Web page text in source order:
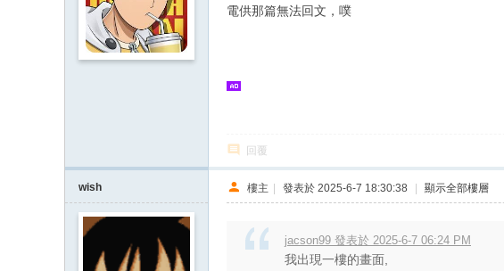
電供那篇無法回文，噗
回覆
wish 樓主 | 發表於 2025-6-7 18:30:38 | 顯示全部樓層
jacson99 發表於 2025-6-7 06:24 PM
我出現一樓的畫面,